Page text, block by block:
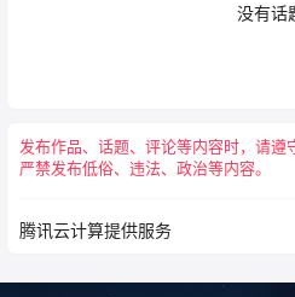
没有话
闲谈广场
制作macOS Monterey 启动U
闲谈广场
了，现在想装 ……
发布作品、话题、评论等内容时，请遵
严禁发布低俗、违法、政治等内容。
腾讯云计算提供服务